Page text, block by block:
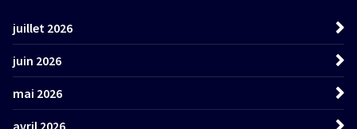
juillet 2026
juin 2026
mai 2026
avril 2026